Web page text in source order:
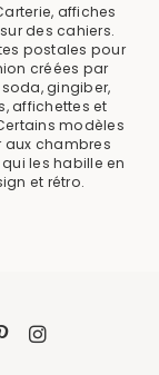
affiches
des cahiers.
postales pour
créées par
gingiber,
affichettes et
modèles
chambres
les habille en
et rétro.